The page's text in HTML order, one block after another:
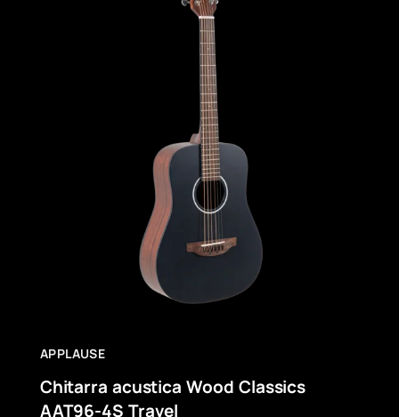
APPLAUSE
Chitarra acustica Wood Classics
AAT96-4S Travel